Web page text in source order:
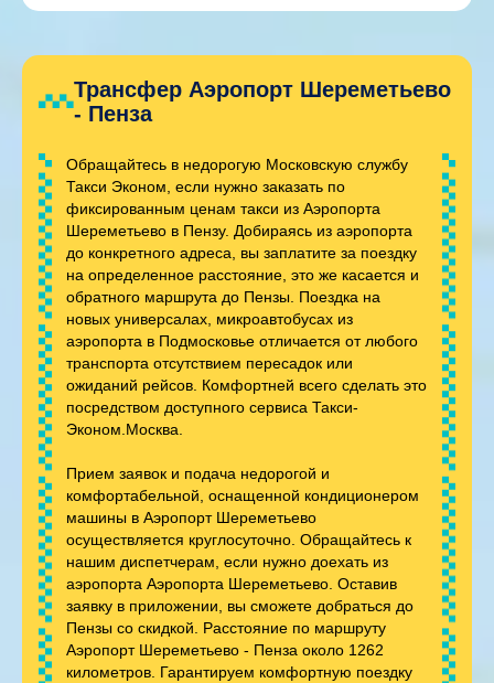
Трансфер Аэропорт Шереметьево
- Пенза
Обращайтесь в недорогую Московскую службу
Такси Эконом, если нужно заказать по
фиксированным ценам такси из Аэропорта
Шереметьево в Пензу. Добираясь из аэропорта
до конкретного адреса, вы заплатите за поездку
на определенное расстояние, это же касается и
обратного маршрута до Пензы. Поездка на
новых универсалах, микроавтобусах из
аэропорта в Подмосковье отличается от любого
транспорта отсутствием пересадок или
ожиданий рейсов. Комфортней всего сделать это
посредством доступного сервиса Такси-
Эконом.Москва.
Прием заявок и подача недорогой и
комфортабельной, оснащенной кондиционером
машины в Аэропорт Шереметьево
осуществляется круглосуточно. Обращайтесь к
нашим диспетчерам, если нужно доехать из
аэропорта Аэропорта Шереметьево. Оставив
заявку в приложении, вы сможете добраться до
Пензы со скидкой. Расстояние по маршруту
Аэропорт Шереметьево - Пенза около 1262
километров. Гарантируем комфортную поездку